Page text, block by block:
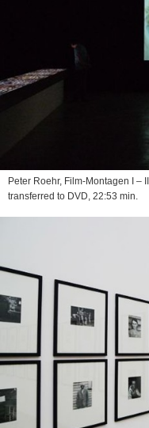
Peter Roehr, Film-Montagen I – III
transferred to DVD, 22:53 min.